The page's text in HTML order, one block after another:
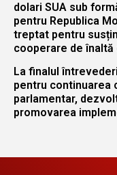
dolari SUA sub
pentru Republica
treptat pentru
cooperare de înaltă
La finalul
pentru continuarea
parlamentar,
promovarea